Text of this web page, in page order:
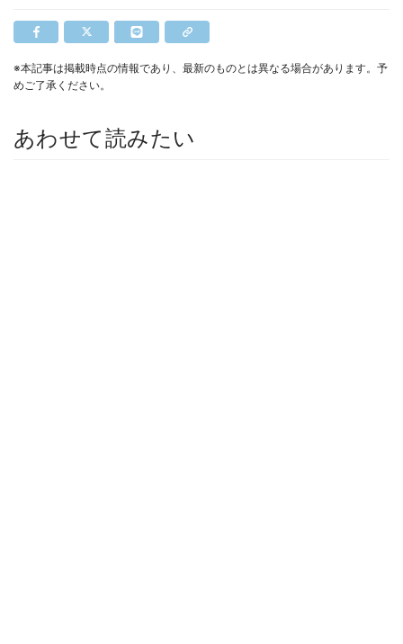
※本記事は掲載時点の情報であり、最新のものとは異なる場合があります。予
めご了承ください。
あわせて読みたい